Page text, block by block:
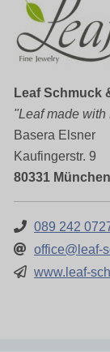
Leaf Schmuck
"Leaf made with
Basera Elsner
Kaufingerstr. 9
80331 München
089 242
office@leaf-
www.leaf-